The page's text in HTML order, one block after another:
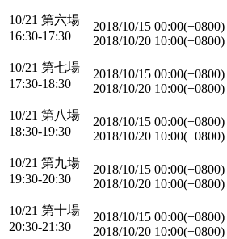
10/21 第六場
16:30-17:30
2018/10/15 00:00(+0800)
2018/10/20 10:00(+0800)
10/21 第七場
17:30-18:30
2018/10/15 00:00(+0800)
2018/10/20 10:00(+0800)
10/21 第八場
18:30-19:30
2018/10/15 00:00(+0800)
2018/10/20 10:00(+0800)
10/21 第九場
19:30-20:30
2018/10/15 00:00(+0800)
2018/10/20 10:00(+0800)
10/21 第十場
20:30-21:30
2018/10/15 00:00(+0800)
2018/10/20 10:00(+0800)